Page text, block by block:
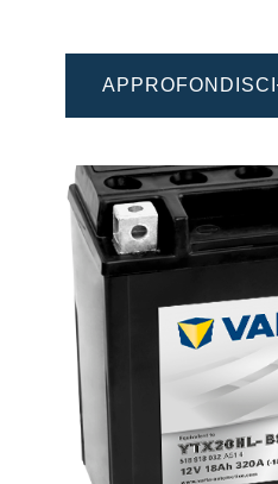
APPROFONDISCI